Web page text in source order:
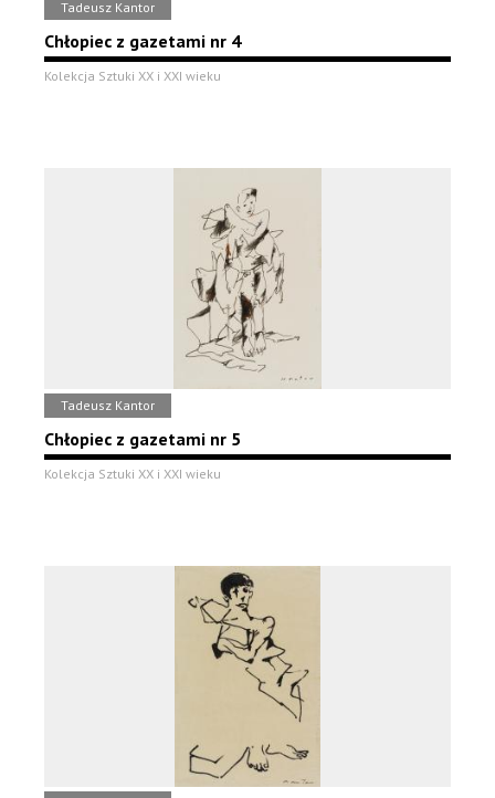
Tadeusz Kantor
Chłopiec z gazetami nr 4
Kolekcja Sztuki XX i XXI wieku
Tadeusz Kantor
Chłopiec z gazetami nr 5
Kolekcja Sztuki XX i XXI wieku